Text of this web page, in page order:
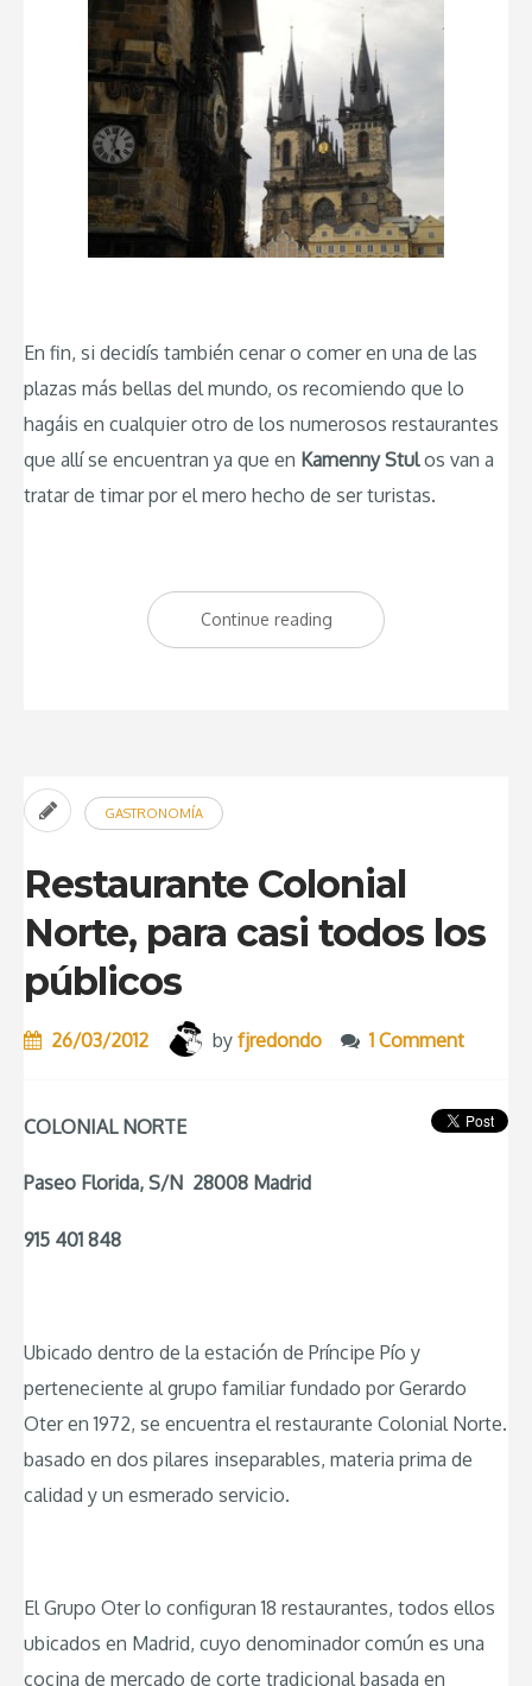
En fin, si decidís también cenar o comer en una de las
plazas más bellas del mundo, os recomiendo que lo
hagáis en cualquier otro de los numerosos restaurantes
que allí se encuentran ya que en Kamenny Stulos van a
tratar de timar por el mero hecho de ser turistas.
Continue reading “Kamenny
Stul
Praga”
GASTRONOMÍA
Restaurante Colonial
Norte, para casi todos los
públicos
26/03/2012 by fjredondo 1 Comment
COLONIAL NORTE
Paseo Florida, S/N 28008 Madrid
915 401 848
Ubicado dentro de la estación de Príncipe Pío y
perteneciente al grupo familiar fundado por Gerardo
Oter en 1972, se encuentra el restaurante Colonial Norte.
basado en dos pilares inseparables, materia prima de
calidad y un esmerado servicio.
El Grupo Oter lo configuran 18 restaurantes, todos ellos
ubicados en Madrid, cuyo denominador común es una
cocina de mercado de corte tradicional basada en